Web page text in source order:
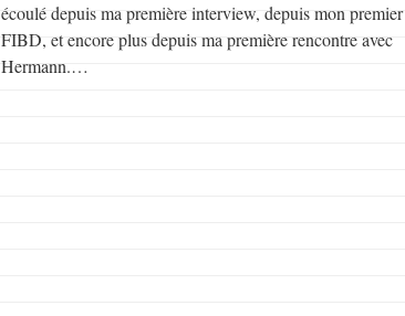
écoulé depuis ma première interview, depuis mon premier
FIBD, et encore plus depuis ma première rencontre avec
Hermann.…